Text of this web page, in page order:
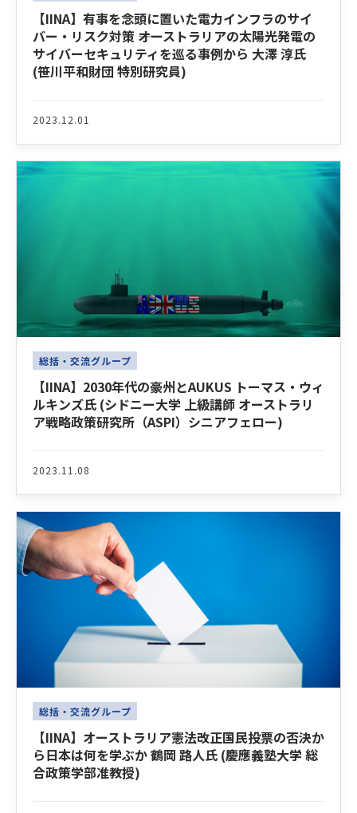
【IINA】有事を念頭に置いた電力インフラのサイ
バー・リスク対策 ――オーストラリアの太陽光発電の
サイバーセキュリティを巡る事例から 大澤 淳氏
(笹川平和財団 特別研究員)
2023.12.01
総括・交流グループ
【IINA】2030年代の豪州とAUKUS トーマス・ウィ
ルキンズ氏 (シドニー大学 上級講師 オーストラリ
ア戦略政策研究所（ASPI）シニアフェロー)
2023.11.08
総括・交流グループ
【IINA】オーストラリア憲法改正国民投票の否決か
ら日本は何を学ぶか 鶴岡 路人氏 (慶應義塾大学 総
合政策学部准教授)